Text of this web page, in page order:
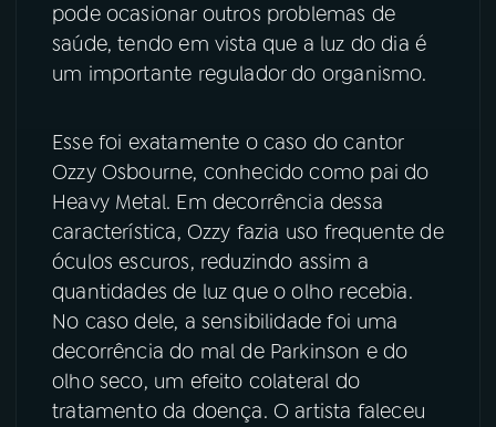
ACOMPANHE A RÁDIO NACIONAL
YouTube Facebook
Instagram X
TikTok
pode ocasionar outros problemas de
saúde, tendo em vista que a luz do dia é
um importante regulador do organismo.
Esse foi exatamente o caso do cantor
Ozzy Osbourne, conhecido como pai do
Heavy Metal. Em decorrência dessa
característica, Ozzy fazia uso frequente de
óculos escuros, reduzindo assim a
quantidades de luz que o olho recebia.
No caso dele, a sensibilidade foi uma
decorrência do mal de Parkinson e do
olho seco, um efeito colateral do
tratamento da doença. O artista faleceu